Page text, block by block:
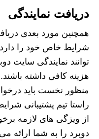
دریافت نمایندگی
همچنین مورد بعدی
شرایط خاص خود را
توانند نمایندگی سایت
هزینه کافی داشته
منظور نخست باید
راستا تیم پشتیبانی
از ویزگی های لازمه
دوبرد را به شما ارائه